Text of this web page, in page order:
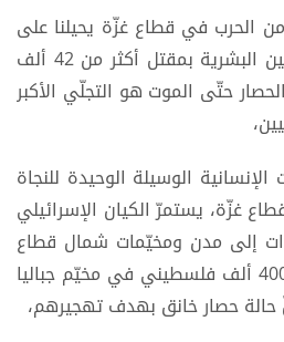
الحرب في قطاع غزّة يحيلنا على
فاتورة مستمرّة من القرابين البشرية بمقتل أكثر من 42 ألف
حتّى الموت هو التجلّي الأكبر
الوسيلة الوحيدة للنجاة
غزّة، يستمرّ الكيان الإسرائيلي
إلى مدن ومخيّمات شمال قطاع
غزّة، حيث يواجه أكثر من 400 ألف فلسطيني في مخيّم جباليا
حصار خانق بهدف تهجيرهم،